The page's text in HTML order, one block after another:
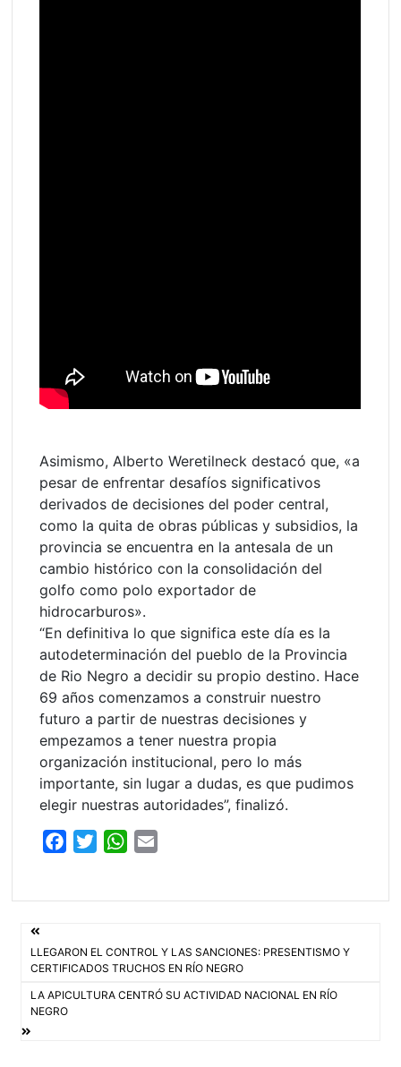
Asimismo, Alberto Weretilneck destacó que, «a
pesar de enfrentar desafíos significativos
derivados de decisiones del poder central,
como la quita de obras públicas y subsidios, la
provincia se encuentra en la antesala de un
cambio histórico con la consolidación del
golfo como polo exportador de
hidrocarburos».
“En definitiva lo que significa este día es la
autodeterminación del pueblo de la Provincia
de Rio Negro a decidir su propio destino. Hace
69 años comenzamos a construir nuestro
futuro a partir de nuestras decisiones y
empezamos a tener nuestra propia
organización institucional, pero lo más
importante, sin lugar a dudas, es que pudimos
elegir nuestras autoridades”, finalizó.
o
k
e
W
A
p
Navegación
de
entradas
LLEGARON EL CONTROL Y LAS SANCIONES: PRESENTISMO Y
CERTIFICADOS TRUCHOS EN RÍO NEGRO
LA APICULTURA CENTRÓ SU ACTIVIDAD NACIONAL EN RÍO
NEGRO